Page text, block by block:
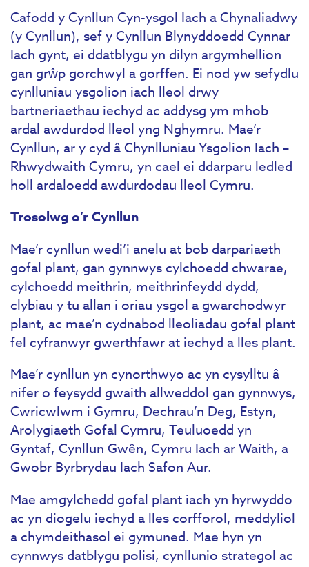
Cafodd y Cynllun Cyn-ysgol Iach a Chynaliadwy
(y Cynllun), sef y Cynllun Blynyddoedd Cynnar
Iach gynt, ei ddatblygu yn dilyn argymhellion
gan grŵp gorchwyl a gorffen. Ei nod yw sefydlu
cynlluniau ysgolion iach lleol drwy
bartneriaethau iechyd ac addysg ym mhob
ardal awdurdod lleol yng Nghymru. Mae’r
Cynllun, ar y cyd â Chynlluniau Ysgolion Iach –
Rhwydwaith Cymru, yn cael ei ddarparu ledled
holl ardaloedd awdurdodau lleol Cymru.
Trosolwg o’r Cynllun
Mae’r cynllun wedi’i anelu at bob darpariaeth
gofal plant, gan gynnwys cylchoedd chwarae,
cylchoedd meithrin, meithrinfeydd dydd,
clybiau y tu allan i oriau ysgol a gwarchodwyr
plant, ac mae’n cydnabod lleoliadau gofal plant
fel cyfranwyr gwerthfawr at iechyd a lles plant.
Mae’r cynllun yn cynorthwyo ac yn cysylltu â
nifer o feysydd gwaith allweddol gan gynnwys,
Cwricwlwm i Gymru, Dechrau’n Deg, Estyn,
Arolygiaeth Gofal Cymru, Teuluoedd yn
Gyntaf, Cynllun Gwên, Cymru Iach ar Waith, a
Gwobr Byrbrydau Iach Safon Aur.
Mae amgylchedd gofal plant iach yn hyrwyddo
ac yn diogelu iechyd a lles corfforol, meddyliol
a chymdeithasol ei gymuned. Mae hyn yn
cynnwys datblygu polisi, cynllunio strategol ac